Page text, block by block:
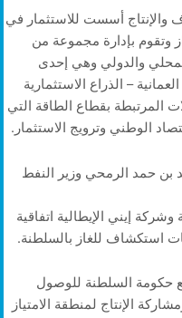
والإنتاج أسست للاستثمار في
وتقوم بإدارة مجموعة من
والدولي وهي إحدى
– الذراع الاستثمارية
المرتبطة بقطاع الطاقة التي
الوطني وترويج الاستثمار.
بن حمد الرمحي وزير النفط
إيني الإيطالية اتفاقية
استكشاف للغاز بالسلطنة.
حكومة السلطنة للوصول
الإنتاج لمنطقة الامتياز